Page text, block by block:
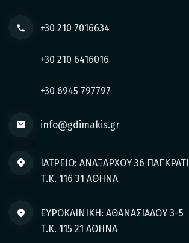
+30 210 7016634
+30 210 6416016
+30 6945 797797
info@gdimakis.gr
ΙΑΤΡΕΙΟ: ΑΝΑΞΑΡΧΟΥ 36 ΠΑΓΚΡΑΤΙ
Τ.Κ. 116 31 ΑΘΗΝΑ
ΕΥΡΩΚΛΙΝΙΚΗ: ΑΘΑΝΑΣΙΑΔΟΥ 3-5
Τ.Κ. 115 21 ΑΘΗΝΑ